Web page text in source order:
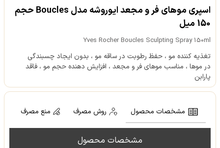
اسپری موهای فر و مجعد ایوروشه مدل Boucles حجم
150 میل
Yves Rocher Boucles Sculpting Spray 150ml
تغذیه کننده مو ، حفظ رطوبت در ساقه مو ، بدون ایجاد چسبندگی
در موها ، مناسب موهای فر و مجعد ، افزایش دهنده حجم مو ، فاقد
پارابن
مشخصات محصول روش مصرف منع مصرف
مشخصات محصول